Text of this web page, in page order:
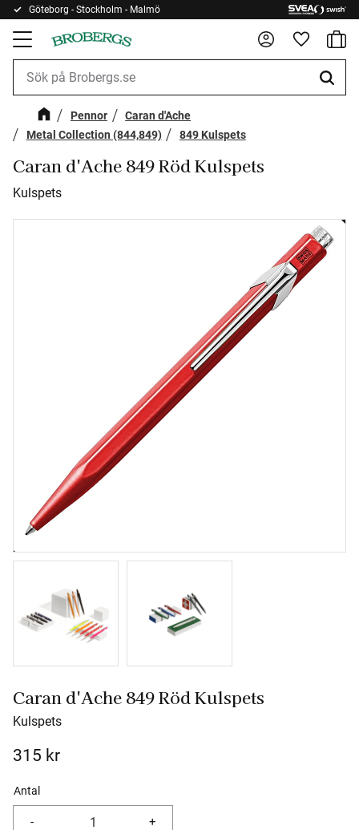
Meny
Göteborg - Stockholm - Malmö
Pennor
Caran d'Ache
Metal Collection (844,849)
849 Kulspets
Caran d'Ache 849 Röd Kulspets
Kulspets
Caran d'Ache 849 Röd Kulspets
Kulspets
315 kr
Antal
+
-